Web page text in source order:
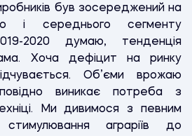
був зосереджений на
і середнього сегменту
2020 думаю, тенденція
Хоча дефіцит на ринку
Об’єми врожаю
виникає потреба з
Ми дивимося з певним
аграріїв до